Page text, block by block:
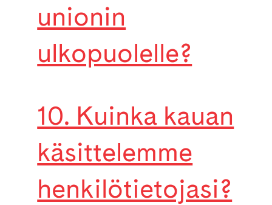
unionin
ulkopuolelle?
10. Kuinka kauan
käsittelemme
henkilötietojasi?